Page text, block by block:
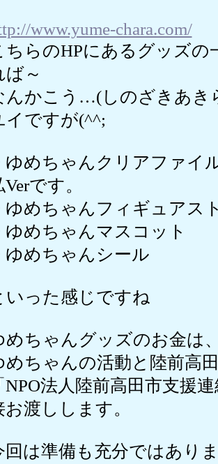
www.yume-chara.com/
ちらのHPにあるグッズ
ば～
んかこう…(しのざきあき
イですが(^^;
ゆめちゃんクリア
Verです。
ゆめちゃんフィギュア
ゆめちゃんマス
ゆめちゃんシ
いった感じですね
めちゃんグッズのお金は
めちゃんの活動と陸前高
NPO法人陸前高田市支援
お渡しします。
回は準備も充分ではあり